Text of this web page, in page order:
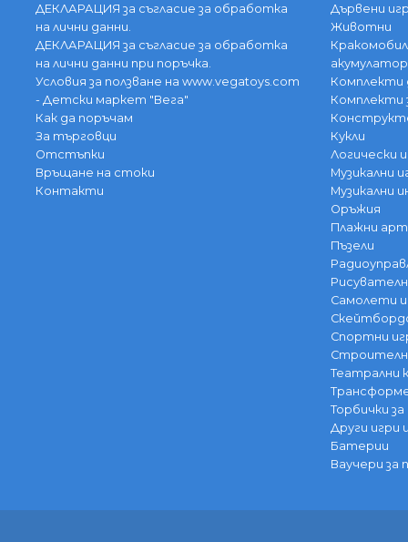
ДЕКЛАРАЦИЯ за съгласие за обработка
на лични данни.
ДЕКЛАРАЦИЯ за съгласие за обработка
на лични данни при поръчка.
Условия за ползване на www.vegatoys.com
- Детски маркет "Вега"
Как да поръчам
За търговци
Отстъпки
Връщане на стоки
Контакти
Дървени
Животни
Комплекти
Комплекти
Кукли
Логически
Музикални
Музикални
Оръжия
Плажни
Пъзели
Самолети
Спортни
Театрални
Торбички
Други игри
Батерии
Ваучери за